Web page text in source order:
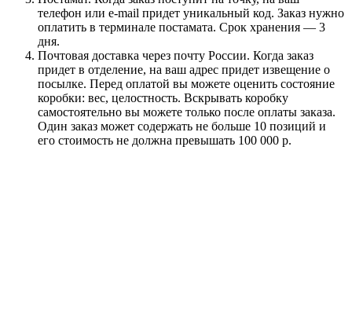
телефон или e-mail придет уникальный код. Заказ нужно
оплатить в терминале постамата. Срок хранения — 3
дня.
Почтовая доставка через почту России. Когда заказ
придет в отделение, на ваш адрес придет извещение о
посылке. Перед оплатой вы можете оценить состояние
коробки: вес, целостность. Вскрывать коробку
самостоятельно вы можете только после оплаты заказа.
Один заказ может содержать не больше 10 позиций и
его стоимость не должна превышать 100 000 р.